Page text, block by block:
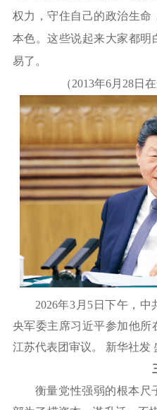
权力，守住自己的政治生
本色。这些说起来大家都明
易了。
（2013年6月28日
2026年3月5日下午，
央军委主席习近平参加他所
江苏代表团审议。 新华社发
衡量党性强弱的根本尺